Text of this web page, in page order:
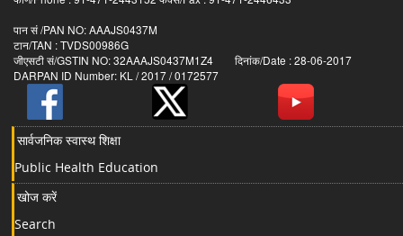
पान सं /PAN NO: AAAJS0437M
टान/TAN : TVDS00986G
जीएसटी सं/GSTIN NO: 32AAAJS0437M1Z4 दिनांक/Date : 28-06-2017
DARPAN ID Number: KL / 2017 / 0172577
सार्वजनिक स्वास्थ शिक्षा
Public Health Education
खोज करें
Search